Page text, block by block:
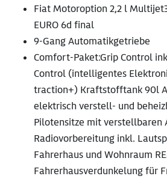
Fiat Motoroption 2,2 l
EURO 6d final
9-Gang Automatikgetriebe
Comfort-Paket:Grip Control
Control (intelligentes
traction+) Kraftstofftank 90l
elektrisch verstell- und
Pilotensitze mit verstellbaren
Radiovorbereitung inkl.
Fahrerhaus und Wohnraum
Fahrerhausverdunkelung für